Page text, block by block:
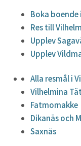
Boka boende
Res till
Upplev
Upplev
Alla resmål i
Vilhelmina
Fatmomakke
Dikanäs och
Saxnäs